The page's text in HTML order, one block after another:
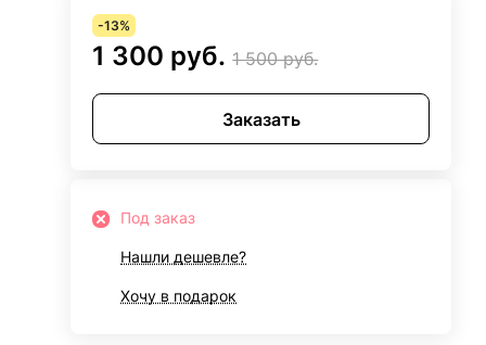
-13%
1 300 руб. 1 500 руб.
Заказать
Под заказ
Нашли дешевле?
Хочу в подарок